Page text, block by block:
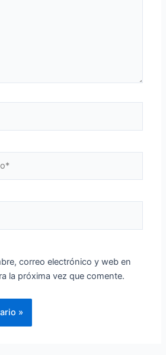
correo electrónico y web en
la próxima vez que comente.